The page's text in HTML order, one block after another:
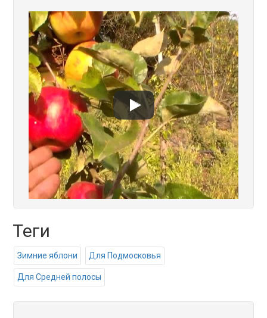
Теги
Зимние яблони Для Подмосковья
Для Средней полосы